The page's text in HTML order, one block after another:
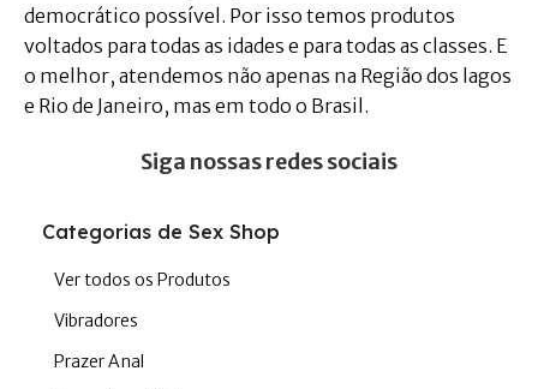
democrático possível. Por isso temos produtos
voltados para todas as idades e para todas as classes. E
o melhor, atendemos não apenas na Região dos lagos
e Rio de Janeiro, mas em todo o Brasil.
Siga nossas redes sociais
Categorias de Sex Shop
Ver todos os Produtos
Vibradores
Prazer Anal